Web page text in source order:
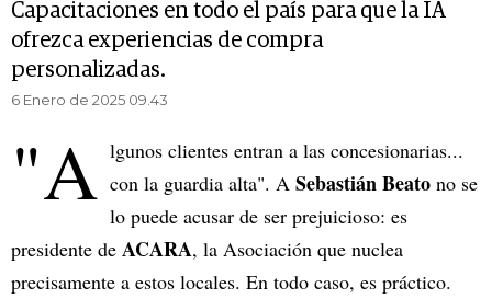
Capacitaciones en todo el país para que la IA
ofrezca experiencias de compra
personalizadas.
6 Enero de 2025 09.43
"A lgunos clientes entran a las concesionarias...
con la guardia alta". A Sebastián Beato no se
lo puede acusar de ser prejuicioso: es
presidente de ACARA, la Asociación que nuclea
precisamente a estos locales. En todo caso, es práctico.